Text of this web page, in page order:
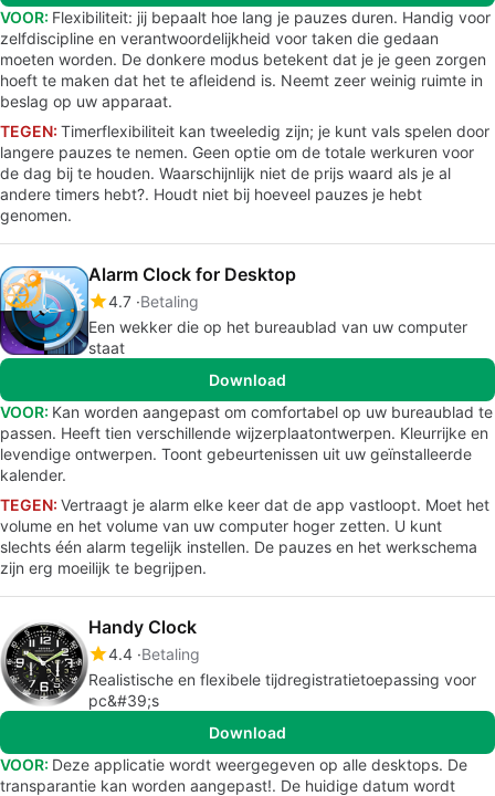
VOOR: Flexibiliteit: jij bepaalt hoe lang je pauzes duren. Handig voor
zelfdiscipline en verantwoordelijkheid voor taken die gedaan
moeten worden. De donkere modus betekent dat je je geen zorgen
hoeft te maken dat het te afleidend is. Neemt zeer weinig ruimte in
beslag op uw apparaat.
TEGEN: Timerflexibiliteit kan tweeledig zijn; je kunt vals spelen door
langere pauzes te nemen. Geen optie om de totale werkuren voor
de dag bij te houden. Waarschijnlijk niet de prijs waard als je al
andere timers hebt?. Houdt niet bij hoeveel pauzes je hebt
genomen.
Alarm Clock for Desktop
4.7 Betaling
Een wekker die op het bureaublad van uw computer
staat
Download
VOOR: Kan worden aangepast om comfortabel op uw bureaublad te
passen. Heeft tien verschillende wijzerplaatontwerpen. Kleurrijke en
levendige ontwerpen. Toont gebeurtenissen uit uw geïnstalleerde
kalender.
TEGEN: Vertraagt je alarm elke keer dat de app vastloopt. Moet het
volume en het volume van uw computer hoger zetten. U kunt
slechts één alarm tegelijk instellen. De pauzes en het werkschema
zijn erg moeilijk te begrijpen.
Handy Clock
4.4 Betaling
Realistische en flexibele tijdregistratietoepassing voor
pc&#39;s
Download
VOOR: Deze applicatie wordt weergegeven op alle desktops. De
transparantie kan worden aangepast!. De huidige datum wordt